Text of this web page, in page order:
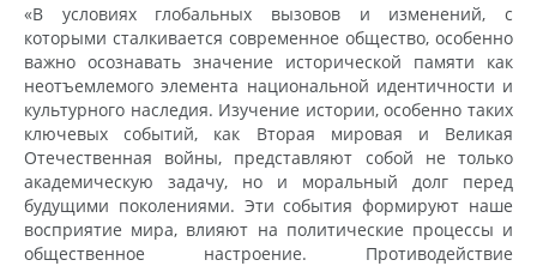
«В условиях глобальных вызовов и изменений, с
которыми сталкивается современное общество, особенно
важно осознавать значение исторической памяти как
неотъемлемого элемента национальной идентичности и
культурного наследия. Изучение истории, особенно таких
ключевых событий, как Вторая мировая и Великая
Отечественная войны, представляют собой не только
академическую задачу, но и моральный долг перед
будущими поколениями. Эти события формируют наше
восприятие мира, влияют на политические процессы и
общественное настроение. Противодействие